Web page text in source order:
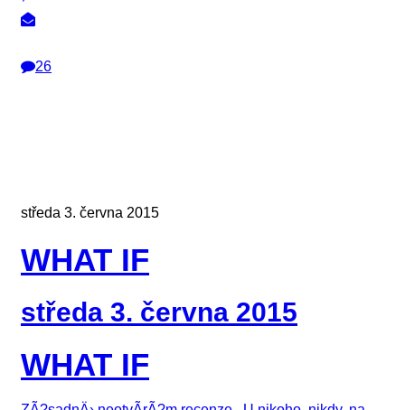
26
středa 3. června 2015
WHAT IF
středa 3. června 2015
WHAT IF